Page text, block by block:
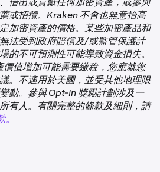
金交易的資產淨值（如適用）。在
將從您的交易和資產淨值餘額中扣
值餘額會影響您保證金交易的可用
請參閱Kraken 質押概覽 。
擇在符合資格的可用資產和您在
閒置帳戶餘額上賺取非質押獎
定期的選擇參與獎勵產品，您的資
In 獎勵產品無需費用。
們的Kraken Opt-In 獎勵概覽。
或招攬。Kraken 不會也無意抬高
加密資產的價格。某些加密產品和
法受到政府賠償及/或監管保護計
的不可預測性可能導致資金損失。
值增加可能需要繳稅，您應就您
。不適用於美國，並受其他地理限
動。參與 Opt-In 獎勵計劃涉及一
有人。有關完整的條款及細則，請